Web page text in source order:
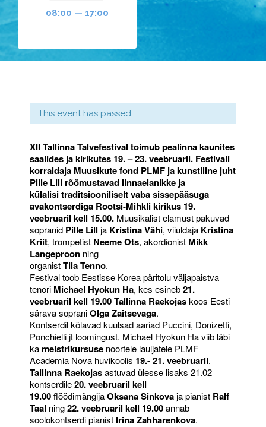
08:00 — 17:00
This event has passed.
XII Tallinna Talvefestival toimub pealinna kaunites
saalides ja kirikutes 19. – 23. veebruaril. Festivali
korraldaja Muusikute fond PLMF ja kunstiline juht
Pille Lill rõõmustavad linnaelanikke ja
külalisi traditsiooniliselt vaba sissepääsuga
avakontserdiga Rootsi-Mihkli kirikus 19.
veebruaril kell 15.00. Muusikalist elamust pakuvad
sopranid Pille Lill ja Kristina Vähi, viiuldaja Kristina
Kriit, trompetist Neeme Ots, akordionist Mikk
Langeproon ning
organistTiia Tenno.
Festival toob Eestisse Korea päritolu väljapaistva
tenori Michael Hyokun Ha, kes esineb21.
veebruaril kell 19.00 Tallinna Raekojaskoos Eesti
särava sopraniOlga Zaitsevaga.
Kontserdil kõlavad kuulsad aariad Puccini, Donizetti,
Ponchielli jt loomingust. Michael Hyokun Ha viib läbi
kameistrikursuse noortele lauljatele PLMF
Academia Nova huvikoolis 19.- 21. veebruaril.
Tallinna Raekojasastuvad ülesse lisaks 21.02
kontserdile20. veebruaril kell
19.00flöödimängijaOksana Sinkovaja pianist Ralf
Taal ning22. veebruaril kell 19.00annab
soolokontserdi pianist Irina Zahharenkova.